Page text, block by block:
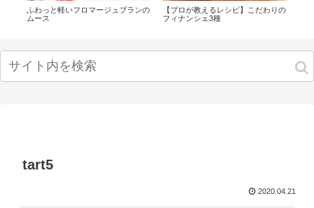
ふわっと軽いフロマージュブランの
ムース
【プロが教えるレシピ】こだわりの
フィナンシェ3種
tart5
2020.04.21